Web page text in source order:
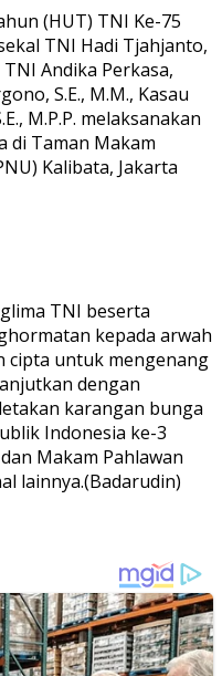
(HUT) TNI Ke-75
TNI Hadi Tjahjanto,
TNI Andika Perkasa,
S.E., M.M., Kasau
M.P.P. melaksanakan
di Taman Makam
Kalibata, Jakarta
TNI beserta
kepada arwah
cipta untuk mengenang
dengan
karangan bunga
Indonesia ke-3
Makam Pahlawan
lainnya.(Badarudin)